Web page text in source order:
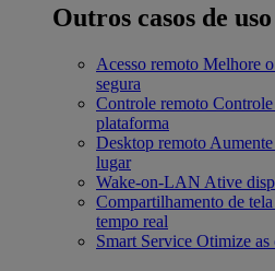
Outros casos de uso
Acesso remoto Melhore
segura
Controle remoto
plataforma
Desktop remoto
lugar
Wake-on-LAN Ative
Compartilhamento de tela
tempo real
Smart Service Otimize as